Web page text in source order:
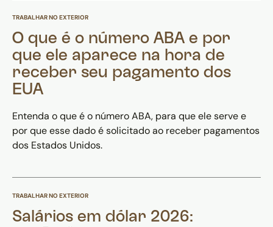
TRABALHAR NO EXTERIOR
O que é o número ABA e por
que ele aparece na hora de
receber seu pagamento dos
EUA
Entenda o que é o número ABA, para que ele serve e
por que esse dado é solicitado ao receber pagamentos
dos Estados Unidos.
TRABALHAR NO EXTERIOR
Salários em dólar 2026: